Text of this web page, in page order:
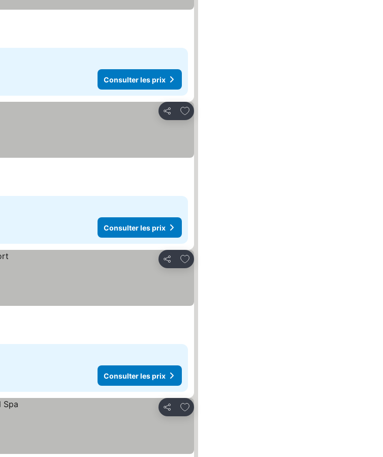
Consulter les prix
Partager
Ajouter à mes favoris
Consulter les prix
Partager
Ajouter à mes favoris
Consulter les prix
Partager
Ajouter à mes favoris